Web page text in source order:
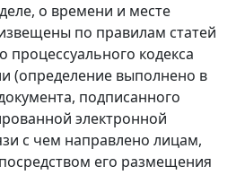
о времени и месте
по правилам статей
процессуального кодекса
(определение выполнено в
подписанного
электронной
с чем направлено лицам,
его размещения